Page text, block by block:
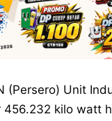
(Persero) Unit
kilo watt